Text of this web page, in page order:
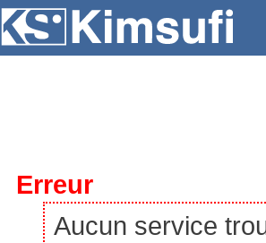
Erreur
Aucun service